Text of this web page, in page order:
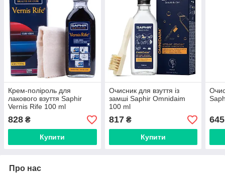
Крем-поліроль для
лакового взуття Saphir
Vernis Rife 100 ml
828 ₴
Купити
Очисник для взуття із
замші Saphir Omnidaim
100 ml
817₴
Купити
645
Про нас